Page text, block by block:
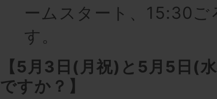
ームスタート、15:30ご
す。
【5月3日(月祝)と5月5日(
ですか？】